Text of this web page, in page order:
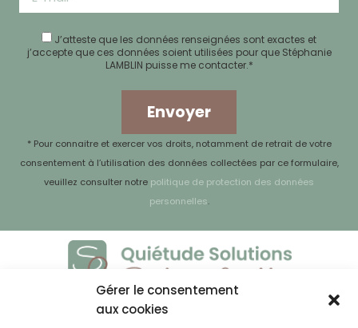
Gérer le consentement
aux cookies
J’atteste que les données renseignées sont exactes et
j’accepte que ces données soient utilisées pour que Stéphanie
LAMBLIN puisse me contacter.*
Envoyer
* Pour connaitre et exercer vos droits, notamment de retrait de votre
consentement à l’utilisation des données collectées par ce formulaire,
veuillez consulter notre politique de protection des données
personnelles.
À propos de moi